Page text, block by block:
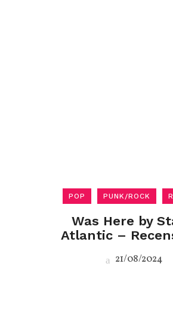
POP PUNK/ROCK
Was Here by
Atlantic –
21/08/2024